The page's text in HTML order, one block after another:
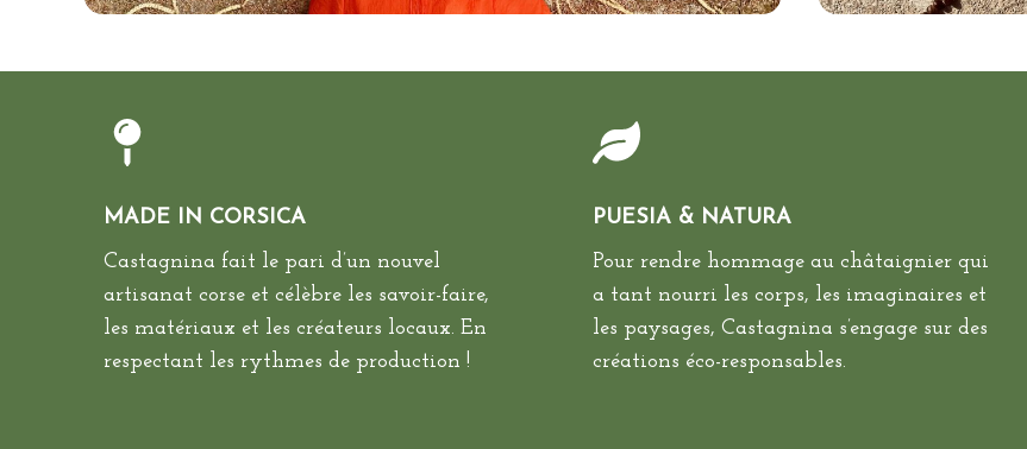
MADE IN CORSICA
Castagnina fait le pari d’un nouvel
artisanat corse et célèbre les savoir-faire,
les matériaux et les créateurs locaux. En
respectant les rythmes de production !
PUESIA & NATURA
Pour rendre hommage au châtaignier qui
a tant nourri les corps, les imaginaires et
les paysages, Castagnina s’engage sur des
créations éco-responsables.